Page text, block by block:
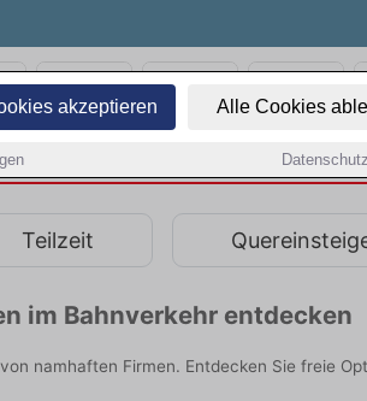
akzeptieren Alle Cookies
Teilzeit
im Bahnverkehr entdecken
namhaften Firmen. Entdecken Sie freie